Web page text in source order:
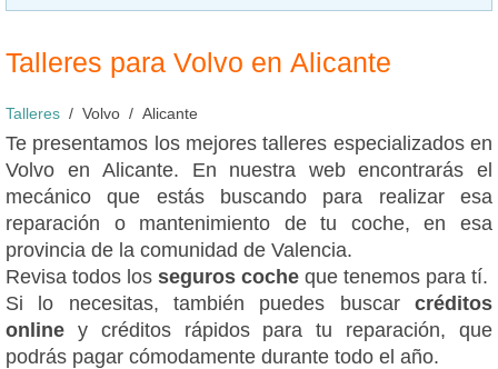
Talleres para Volvo en Alicante
Talleres Volvo Alicante
Te presentamos los mejores talleres especializados en
Volvo en Alicante. En nuestra web encontrarás el
mecánico que estás buscando para realizar esa
reparación o mantenimiento de tu coche, en esa
provincia de la comunidad de Valencia.
Revisa todos los seguros coche que tenemos para tí.
Si lo necesitas, también puedes buscar créditos
online y créditos rápidos para tu reparación, que
podrás pagar cómodamente durante todo el año.